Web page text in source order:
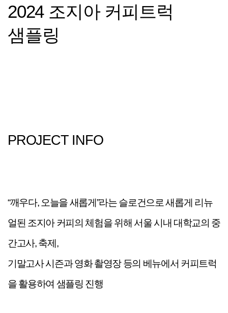
2024 조지아 커피트럭
샘플링
PROJECT INFO
“깨우다, 오늘을 새롭게 ”라는 슬로건으로 새롭게 리뉴
얼된 조지아 커피의 체험을 위해 서울 시내 대학교의 중
간고사,축제 ,
기말고사시즌과 영화 촬영장 등의 베뉴에서 커피트럭
을활용하여 샘플링 진행